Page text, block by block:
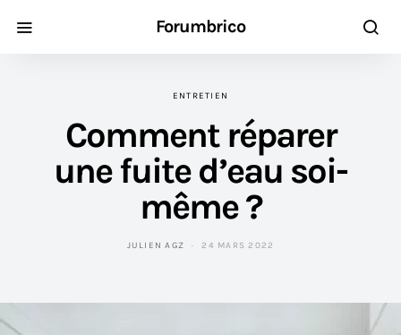
Forumbrico
ENTRETIEN
Comment réparer
une fuite d’eau soi-
même ?
JULIEN AGZ 24 MARS 2022